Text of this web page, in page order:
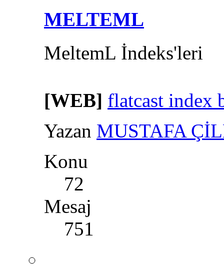
MELTEML
MeltemL İndeks'leri
[WEB] flatcast index
Yazan MUSTAFA
Konu
72
Mesaj
751